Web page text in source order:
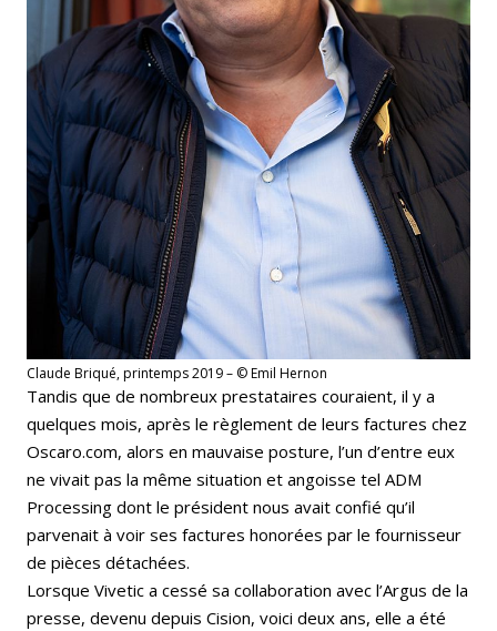
Claude Briqué, printemps 2019 – © Emil Hernon
Tandis que de nombreux prestataires couraient, il y a
quelques mois, après le règlement de leurs factures chez
Oscaro.com, alors en mauvaise posture, l’un d’entre eux
ne vivait pas la même situation et angoisse tel ADM
Processing dont le président nous avait confié qu’il
parvenait à voir ses factures honorées par le fournisseur
de pièces détachées.
Lorsque Vivetic a cessé sa collaboration avec l’Argus de la
presse, devenu depuis Cision, voici deux ans, elle a été